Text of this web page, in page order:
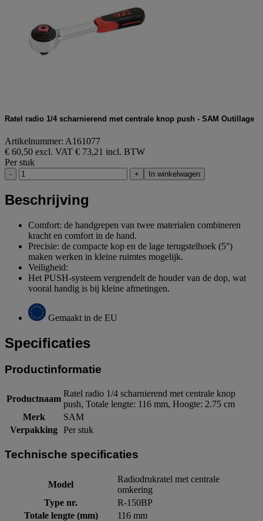
Ratel radio 1/4 scharnierend met centrale knop push - SAM Outillage
Artikelnummer: A161077
€ 60,50 excl. VAT € 73,21 incl. BTW
Per stuk
- + In winkelwagen
Beschrijving
Comfort: de handgrepen van twee materialen combineren
kracht en comfort in de hand.
Precisie: de compacte kop en de lage terugstelhoek (5°)
maken werken in kleine ruimtes mogelijk.
Veiligheid:
Het PUSH-systeem vergrendelt de houder van de dop, wat
vooral handig is bij kleine afmetingen.
Gemaakt in de EU
Specificaties
Productinformatie
Productnaam
Ratel radio 1/4 scharnierend met centrale knop
push, Totale lengte: 116 mm, Hoogte: 2.75 cm
Merk
SAM
Verpakking Per stuk
Technische specificaties
Model
Radiodrukratel met centrale
omkering
Type nr.
R-150BP
Totale lengte (mm)
116 mm